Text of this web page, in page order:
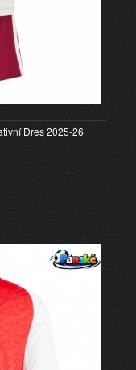
Dres 2025-26